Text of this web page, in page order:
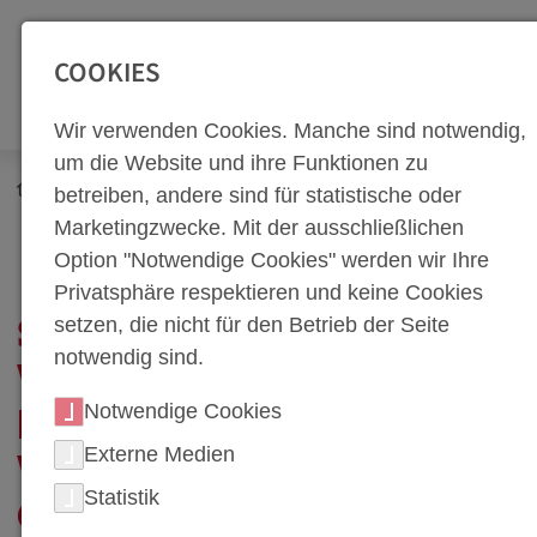
Zur Top Navigation springen [Alt+1]Zur Hauptnavigation
Newsroom
Neuigkeiten
Smarte Warmumformung – Intelligente Werkzeuge für Top-
Qualität und stabile Prozesse
SMARTE
WARMUMFORMUNG –
INTELLIGENTE
WERKZEUGE FÜR TOP-
QUALITÄT UND STABILE
COOKIES
Wir verwenden Cookies. Manche sind notwendig,
um die Website und ihre Funktionen zu
betreiben, andere sind für statistische oder
Marketingzwecke. Mit der ausschließlichen
Option "Notwendige Cookies" werden wir Ihre
Privatsphäre respektieren und keine Cookies
setzen, die nicht für den Betrieb der Seite
notwendig sind.
Notwendige Cookies
Externe Medien
Statistik